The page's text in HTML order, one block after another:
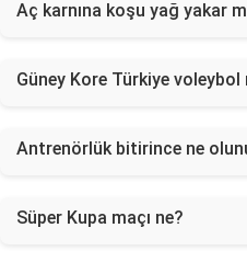
Aç karnına koşu yağ yakar
Güney Kore Türkiye voleybol
Antrenörlük bitirince ne
Süper Kupa maçı ne?